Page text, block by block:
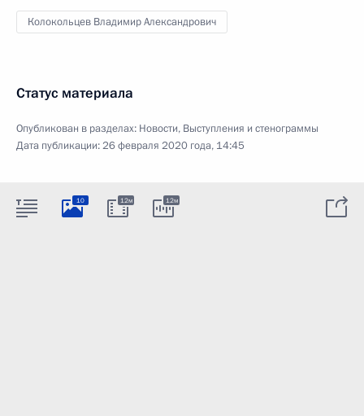
Колокольцев Владимир Александрович
Статус материала
Опубликован в разделах: Новости, Выступления и стенограммы
Дата публикации:26 февраля 2020 года, 14:45
10 12м 12м